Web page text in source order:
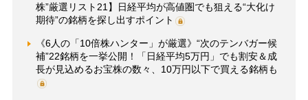
株”厳選リスト21】日経平均が高値圏でも狙える“大化け
期待”の銘柄を探し出すポイント
《6人の「10倍株ハンター」が厳選》“次のテンバガー候
補”22銘柄を一挙公開！「日経平均5万円」でも割安＆成
長が見込めるお宝株の数々、10万円以下で買える銘柄も